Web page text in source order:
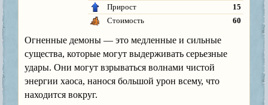
Прирост
15
Стоимость
60
Огненные демоны — это медленные и сильные
существа, которые могут выдерживать серьезные
удары. Они могут взрываться волнами чистой
энергии хаоса, нанося большой урон всему, что
находится вокруг.